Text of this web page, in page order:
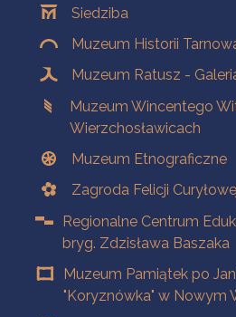
Siedziba
Muzeum Historii
Muzeum Ratusz -
Muzeum Wincentego
Wierzchosławicach
Muzeum Etnograficzne
Zagroda Felicji
Regionalne Centrum
bryg. Zdzisława Baszaka
Muzeum Pamiątek po
"Koryznówka" w Nowym